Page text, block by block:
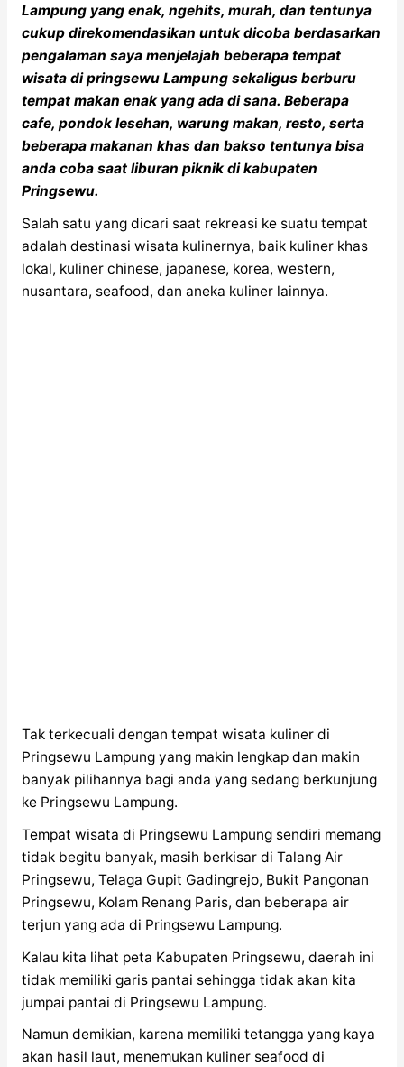
Lampung yang enak, ngehits, murah, dan tentunya
cukup direkomendasikan untuk dicoba berdasarkan
pengalaman saya menjelajah beberapa tempat
wisata di pringsewu Lampung sekaligus berburu
tempat makan enak yang ada di sana. Beberapa
cafe, pondok lesehan, warung makan, resto, serta
beberapa makanan khas dan bakso tentunya bisa
anda coba saat liburan piknik di kabupaten
Pringsewu.
Salah satu yang dicari saat rekreasi ke suatu tempat
adalah destinasi wisata kulinernya, baik kuliner khas
lokal, kuliner chinese, japanese, korea, western,
nusantara, seafood, dan aneka kuliner lainnya.
Tak terkecuali dengan tempat wisata kuliner di
Pringsewu Lampung yang makin lengkap dan makin
banyak pilihannya bagi anda yang sedang berkunjung
ke Pringsewu Lampung.
Tempat wisata di Pringsewu Lampung sendiri memang
tidak begitu banyak, masih berkisar di Talang Air
Pringsewu, Telaga Gupit Gadingrejo, Bukit Pangonan
Pringsewu, Kolam Renang Paris, dan beberapa air
terjun yang ada di Pringsewu Lampung.
Kalau kita lihat peta Kabupaten Pringsewu, daerah ini
tidak memiliki garis pantai sehingga tidak akan kita
jumpai pantai di Pringsewu Lampung.
Namun demikian, karena memiliki tetangga yang kaya
akan hasil laut, menemukan kuliner seafood di